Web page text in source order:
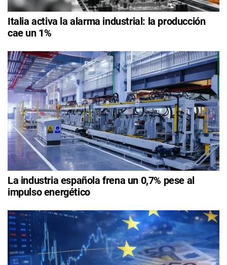
Italia activa la alarma industrial: la producción
cae un 1%
La industria española frena un 0,7% pese al
impulso energético